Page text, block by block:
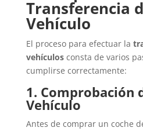
Transferencia
Vehículo
El proceso para efectuar la
vehículosconsta de varios
cumplirse correctamente:
1. Comprobación
Vehículo
Antes de comprar un coche